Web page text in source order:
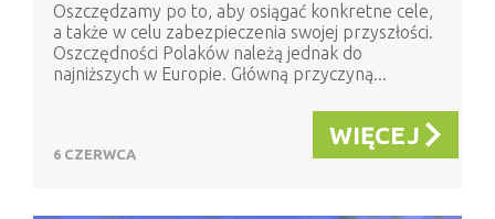
Oszczędzamy po to, aby osiągać konkretne cele,
a także w celu zabezpieczenia swojej przyszłości.
Oszczędności Polaków należą jednak do
najniższych w Europie. Główną przyczyną...
6 CZERWCA
WIĘCEJ